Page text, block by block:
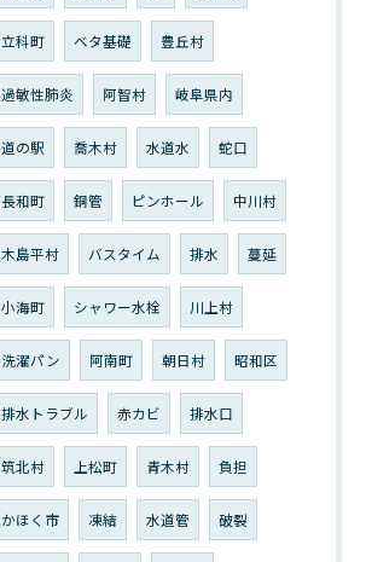
立科町 ベタ基礎 豊丘村
過敏性肺炎 阿智村 岐阜県内
道の駅 喬木村 水道水 蛇口
長和町 銅管 ピンホール 中川村
木島平村 バスタイム 排水 蔓延
小海町 シャワー水栓 川上村
洗濯パン 阿南町 朝日村 昭和区
排水トラブル 赤カビ 排水口
筑北村 上松町 青木村 負担
かほく市 凍結 水道管 破裂